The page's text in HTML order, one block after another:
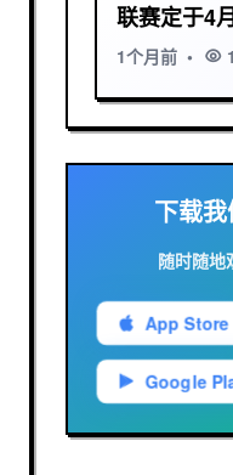
联赛定于4
受关注
1个月前 •
下载
随时随地
App Store
Google